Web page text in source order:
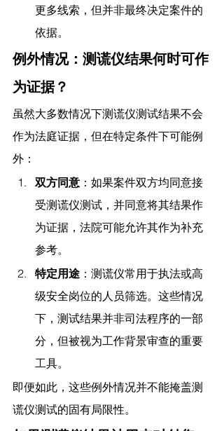
更多线索，但并非最终决定案件的
依据。
例外情况：测谎仪结果何时可作
为证据？
虽然大多数情况下测谎仪测试结果不会
作为法庭证据，但在特定条件下可能例
外：
双方同意 ：如果案件双方均同意接
受测谎仪测试，并同意将其结果作
为证据，法院可能允许其作为补充
参考。
特定用途 ：测谎仪常用于执法或高
级安全岗位的人员筛选。这些情况
下，测试结果并非司法程序的一部
分，但被视为工作背景审查的重要
工具。
即便如此，这些例外情况并不能掩盖测
谎仪测试的固有局限性。